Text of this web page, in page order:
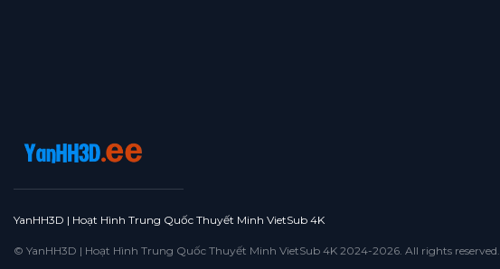
YanHH3D | Hoạt Hình Trung Quốc Thuyết Minh VietSub 4K
© YanHH3D | Hoạt Hình Trung Quốc Thuyết Minh VietSub 4K 2024-2026. All rights reserved.